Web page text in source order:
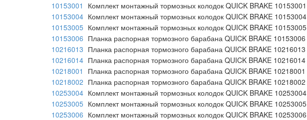
10153001
Комплект монтажный тормозных колодок QUICK BRAKE 10153001
10153004 Комплект монтажный тормозных колодок QUICK BRAKE 10153004
10153005 Комплект монтажный тормозных колодок QUICK BRAKE 10153005
10153006 Планка распорная тормозного барабана QUICK BRAKE 10153006
10216013 Планка распорная тормозного барабана QUICK BRAKE 10216013
10216014 Планка распорная тормозного барабана QUICK BRAKE 10216014
10218001
Планка распорная тормозного барабана QUICK BRAKE 10218001
10218002 Планка распорная тормозного барабана QUICK BRAKE 10218002
10253004 Комплект монтажный тормозных колодок QUICK BRAKE 10253004
10253005 Комплект монтажный тормозных колодок QUICK BRAKE 10253005
10253006 Комплект монтажный тормозных колодок QUICK BRAKE 10253006